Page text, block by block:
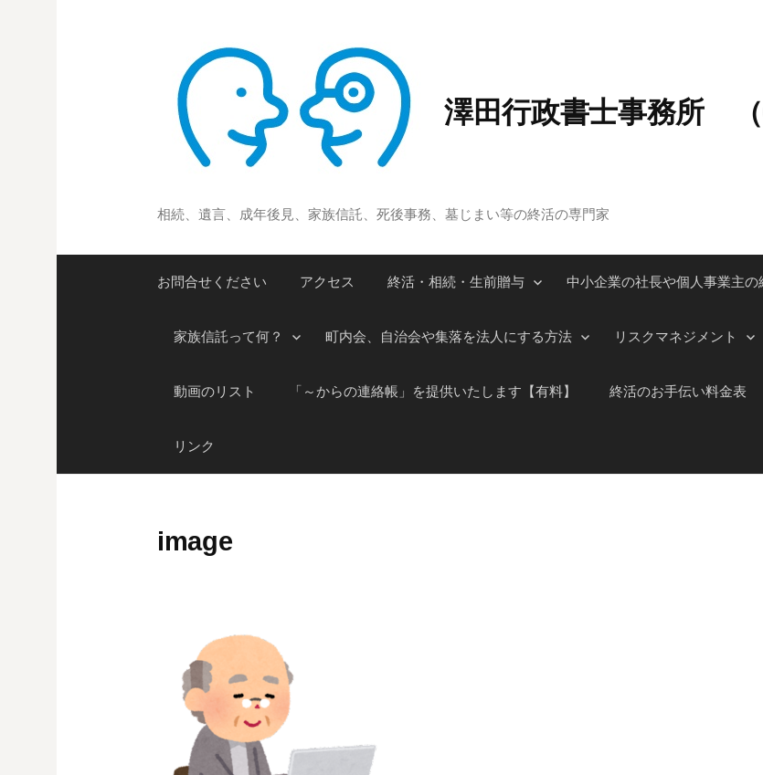
澤田行政書士事務所 （
相続、遺言、成年後見、家族信託、死後事務、墓じまい等の終活の専門家
お問合せください アクセス 終活・相続・生前贈与 中小企業の社長や個人事業主の
家族信託って何？ 町内会、自治会や集落を法人にする方法 リスクマネジメント
動画のリスト 「～からの連絡帳」を提供いたします【有料】 終活のお手伝い料金表
リンク
image